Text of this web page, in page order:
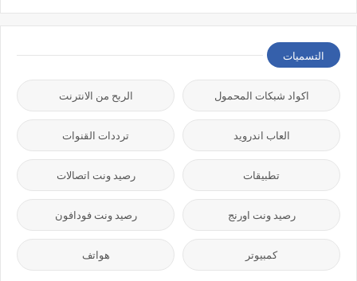
التسميات
اكواد شبكات المحمول الربح من الانترنت
العاب اندرويد ترددات القنوات
تطبيقات رصيد ونت اتصالات
رصيد ونت اورنج رصيد ونت فودافون
كمبيوتر هواتف